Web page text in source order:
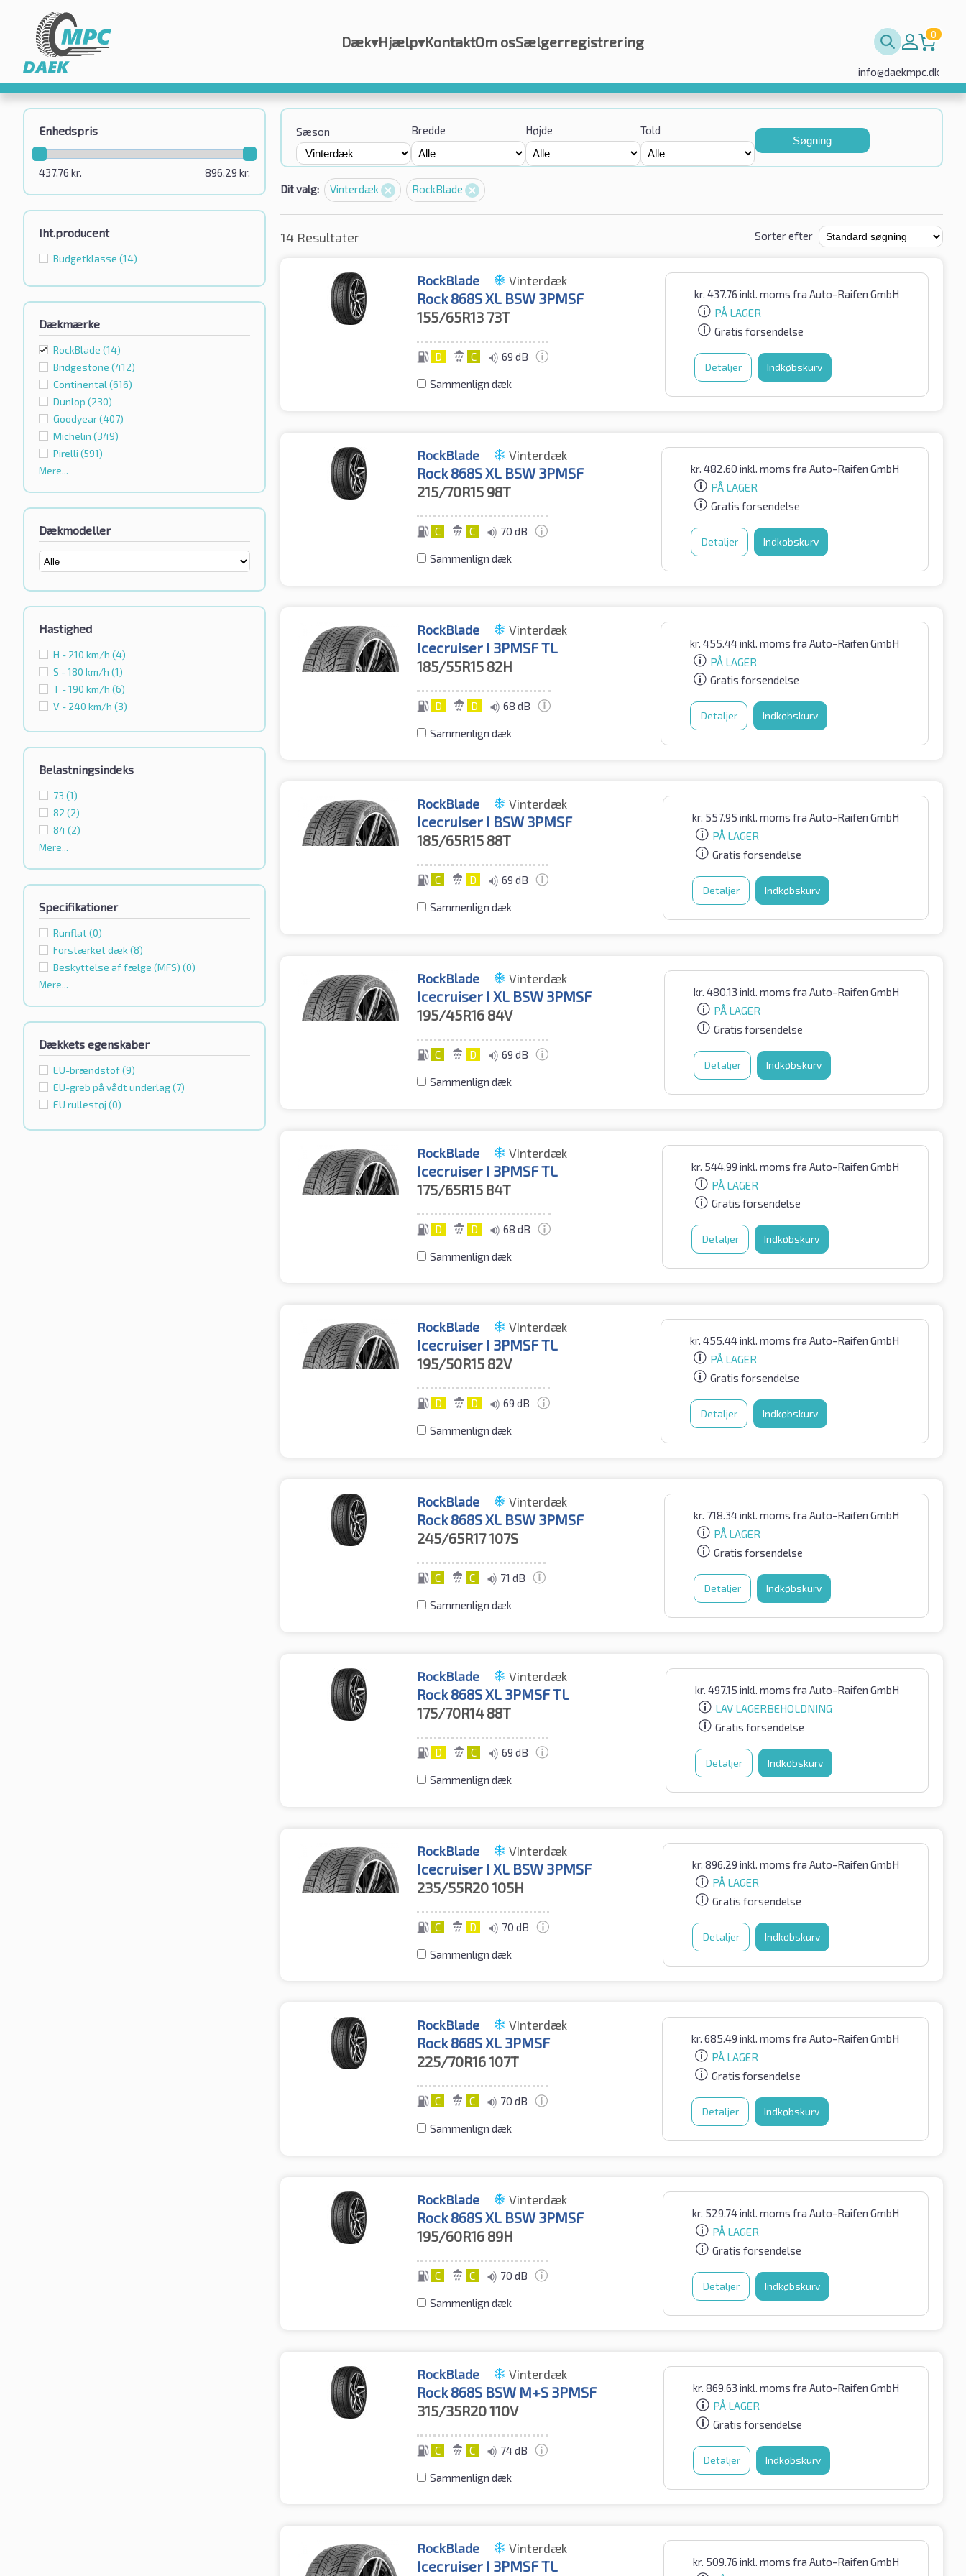
Dæk▾Hjælp▾KontaktOm osSælgerregistrering 0
info@daekmpc.dk
Enhedspris
896.29 kr.
437.76 kr.
Iht.producent
Budgetklassе (14)
Dækmærke
RockBlade (14)
Bridgestone (412)
Continental (616)
Dunlop (230)
Goodyear(407)
Michelin (349)
Pirelli (591)
Mere...
Dækmodeller
Hastighed
H - 210 km/h (4)
S - 180 km/h (1)
T - 190 km/h (6)
V - 240 km/h (3)
Belastningsindeks
73 (1)
82 (2)
84(2)
Mere...
Specifikationer
Runflat(0)
Forstærket dæk (8)
Beskyttelse af fælge (MFS) (0)
Mere...
Dækkets egenskaber
EU-brændstof(9)
EU-greb på vådt underlag(7)
EU rullestøj (0)
Sæson Bredde Højde Told
Søgning
Dit valg: Vinterdæk RockBlade
14 Resultater Sorter efter
RockBlade Vinterdæk
Rock 868S XL BSW 3PMSF
155/65R13 73T
D C 69 dB
Sammenlign dæk
kr. 437.76 inkl. moms fra Auto-Raifen GmbH
PÅ LAGER
Gratis forsendelse
Detaljer Indkøbskurv
RockBlade Vinterdæk
Rock 868S XL BSW 3PMSF
215/70R15 98T
C C 70 dB
Sammenlign dæk
kr. 482.60 inkl. moms fra Auto-Raifen GmbH
PÅ LAGER
Gratis forsendelse
Detaljer Indkøbskurv
RockBlade Vinterdæk
Icecruiser I 3PMSF TL
185/55R15 82H
D D 68 dB
Sammenlign dæk
kr. 455.44inkl. moms fra Auto-Raifen GmbH
PÅ LAGER
Gratis forsendelse
Detaljer Indkøbskurv
RockBlade Vinterdæk
Icecruiser I BSW 3PMSF
185/65R15 88T
C D 69 dB
Sammenlign dæk
kr. 557.95 inkl. moms fra Auto-Raifen GmbH
PÅ LAGER
Gratis forsendelse
Detaljer Indkøbskurv
RockBlade Vinterdæk
Icecruiser I XL BSW 3PMSF
195/45R16 84V
C D 69 dB
Sammenlign dæk
kr. 480.13 inkl. moms fra Auto-Raifen GmbH
PÅ LAGER
Gratis forsendelse
Detaljer Indkøbskurv
RockBlade Vinterdæk
Icecruiser I 3PMSF TL
175/65R15 84T
D D 68 dB
Sammenlign dæk
kr. 544.99 inkl. moms fra Auto-Raifen GmbH
PÅ LAGER
Gratis forsendelse
Detaljer Indkøbskurv
RockBlade Vinterdæk
Icecruiser I 3PMSF TL
195/50R15 82V
D D 69 dB
Sammenlign dæk
kr. 455.44inkl. moms fra Auto-Raifen GmbH
PÅ LAGER
Gratis forsendelse
Detaljer Indkøbskurv
RockBlade Vinterdæk
Rock 868S XL BSW 3PMSF
245/65R17107S
C C 71 dB
Sammenlign dæk
kr. 718.34inkl. moms fra Auto-Raifen GmbH
PÅ LAGER
Gratis forsendelse
Detaljer Indkøbskurv
RockBlade Vinterdæk
Rock 868S XL 3PMSF TL
175/70R1488T
D C 69 dB
Sammenlign dæk
kr. 497.15 inkl. moms fra Auto-Raifen GmbH
LAV LAGERBEHOLDNING
Gratis forsendelse
Detaljer Indkøbskurv
RockBlade Vinterdæk
Icecruiser I XL BSW 3PMSF
235/55R20105H
C D 70 dB
Sammenlign dæk
kr. 896.29 inkl. moms fra Auto-Raifen GmbH
PÅ LAGER
Gratis forsendelse
Detaljer Indkøbskurv
RockBlade Vinterdæk
Rock 868S XL 3PMSF
225/70R16107T
C C 70 dB
Sammenlign dæk
kr. 685.49 inkl. moms fra Auto-Raifen GmbH
PÅ LAGER
Gratis forsendelse
Detaljer Indkøbskurv
RockBlade Vinterdæk
Rock 868S XL BSW 3PMSF
195/60R16 89H
C C 70 dB
Sammenlign dæk
kr. 529.74inkl. moms fra Auto-Raifen GmbH
PÅ LAGER
Gratis forsendelse
Detaljer Indkøbskurv
RockBlade Vinterdæk
Rock 868S BSW M+S 3PMSF
315/35R20110V
C C 74 dB
Sammenlign dæk
kr. 869.63 inkl. moms fra Auto-Raifen GmbH
PÅ LAGER
Gratis forsendelse
Detaljer Indkøbskurv
RockBlade Vinterdæk
Icecruiser I 3PMSF TL kr. 509.76 inkl. moms fra Auto-Raifen GmbH